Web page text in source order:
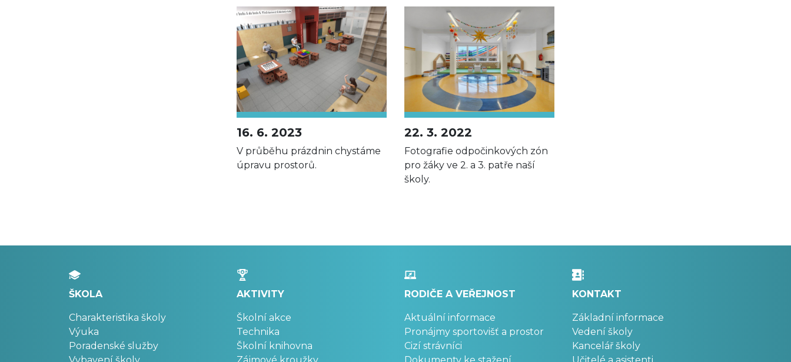
16. 6. 2023
V průběhu prázdnin chystáme
úpravu prostorů.
22. 3. 2022
Fotografie odpočinkových zón
pro žáky ve 2. a 3. patře naší
školy.
ŠKOLA
Charakteristika školy
Výuka
Poradenské služby
AKTIVITY
Školní akce
Technika
Školní knihovna
RODIČE A VEŘEJNOST
Aktuální informace
Pronájmy sportovišť a prostor
Cizí strávníci
KONTAKT
Základní informace
Vedení školy
Kancelář školy